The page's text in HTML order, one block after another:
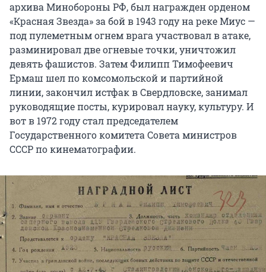
архива Минобороны РФ, был награжден орденом
«Красная Звезда» за бой в 1943 году на реке Миус —
под пулеметным огнем врага участвовал в атаке,
разминировал две огневые точки, уничтожил
девять фашистов. Затем Филипп Тимофеевич
Ермаш шел по комсомольской и партийной
линии, закончил истфак в Свердловске, занимал
руководящие посты, курировал науку, культуру. И
вот в 1972 году стал председателем
Государственного комитета Совета министров
СССР по кинематографии.